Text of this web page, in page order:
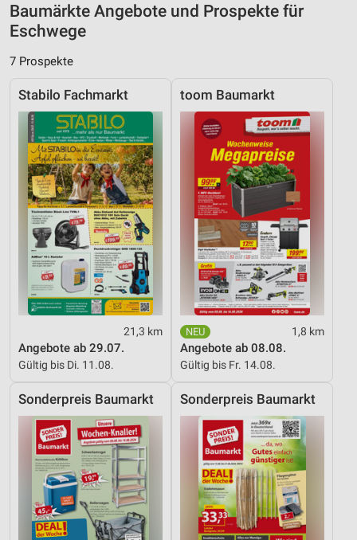
Baumärkte Angebote und Prospekte für
Eschwege
7 Prospekte
Stabilo Fachmarkt
21,3 km
Angebote ab 29.07.
Gültig bis Di. 11.08.
toom Baumarkt
1,8 km
Angebote ab 08.08.
Gültig bis Fr. 14.08.
Sonderpreis Baumarkt Sonderpreis Baumarkt
Verwendung von Profilen zur Auswahl
personalisierter Inhalte
Messung der Werbeleistung
Messung der Performance von Inhalten
Analyse von Zielgruppen durch Statistiken oder
Kombinationen von Daten aus verschiedenen
Quellen
Entwicklung und Verbesserung der Angebote
Verwendung reduzierter Daten zur Auswahl von
Inhalten
IAB-Besonderheiten:
Verwendung genauer Standortdaten
Informationen identifizieren
Nicht-IAB-Verarbeitungszwecke:
Performance
Funktional
Werbung